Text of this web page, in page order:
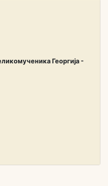
Георгија -